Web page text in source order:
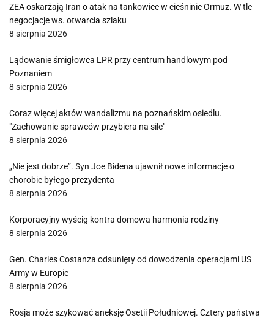
ZEA oskarżają Iran o atak na tankowiec w cieśninie Ormuz. W tle
negocjacje ws. otwarcia szlaku
8 sierpnia 2026
Lądowanie śmigłowca LPR przy centrum handlowym pod
Poznaniem
8 sierpnia 2026
Coraz więcej aktów wandalizmu na poznańskim osiedlu.
"Zachowanie sprawców przybiera na sile"
8 sierpnia 2026
„Nie jest dobrze”. Syn Joe Bidena ujawnił nowe informacje o
chorobie byłego prezydenta
8 sierpnia 2026
Korporacyjny wyścig kontra domowa harmonia rodziny
8 sierpnia 2026
Gen. Charles Costanza odsunięty od dowodzenia operacjami US
Army w Europie
8 sierpnia 2026
Rosja może szykować aneksję Osetii Południowej. Cztery państwa